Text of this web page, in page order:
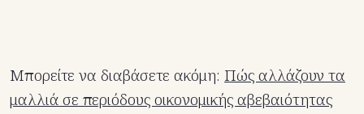
Μπορείτε να διαβάσετε ακόμη: Πώς αλλάζουν τα
μαλλιά σε περιόδους οικονομικής αβεβαιότητας